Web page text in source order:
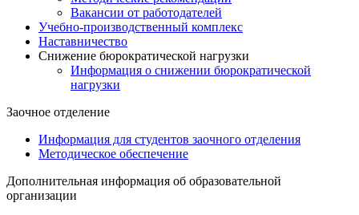
Вакансии от работодателей
Учебно-производственный комплекс
Наставничество
Снижение бюрократической нагрузки
Информация о снижении бюрократической
нагрузки
Заочное отделение
Информация для студентов заочного отделения
Методическое обеспечение
Дополнительная информация об образовательной
организации